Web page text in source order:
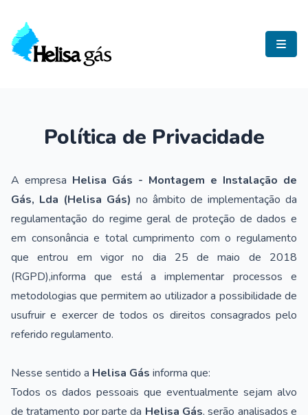
Helisa Gás
Política de Privacidade
A empresa Helisa Gás - Montagem e Instalação de
Gás, Lda (Helisa Gás) no âmbito de implementação da
regulamentação do regime geral de proteção de dados e
em consonância e total cumprimento com o regulamento
que entrou em vigor no dia 25 de maio de 2018
(RGPD),informa que está a implementar processos e
metodologias que permitem ao utilizador a possibilidade de
usufruir e exercer de todos os direitos consagrados pelo
referido regulamento.
Nesse sentido a Helisa Gás informa que:
Todos os dados pessoais que eventualmente sejam alvo
de tratamento por parte da Helisa Gás, serão analisados e